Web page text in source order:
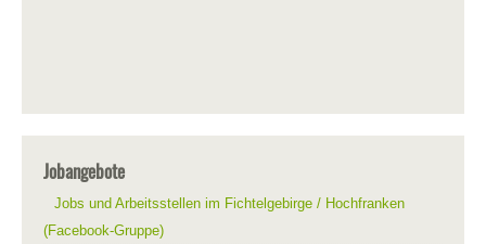
Jobangebote
Jobs und Arbeitsstellen im Fichtelgebirge / Hochfranken
(Facebook-Gruppe)